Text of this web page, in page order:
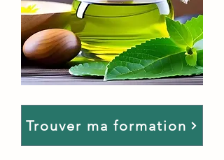
Trouver ma formation